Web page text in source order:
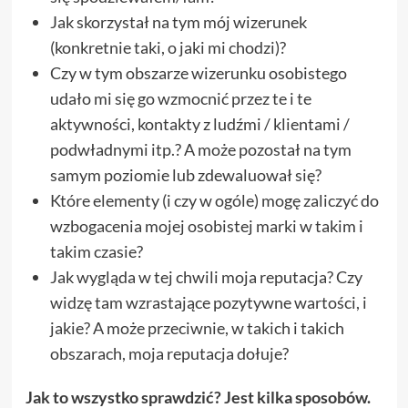
Jak skorzystał na tym mój wizerunek
(konkretnie taki, o jaki mi chodzi)?
Czy w tym obszarze wizerunku osobistego
udało mi się go wzmocnić przez te i te
aktywności, kontakty z ludźmi / klientami /
podwładnymi itp.? A może pozostał na tym
samym poziomie lub zdewaluował się?
Które elementy (i czy w ogóle) mogę zaliczyć do
wzbogacenia mojej osobistej marki w takim i
takim czasie?
Jak wygląda w tej chwili moja reputacja? Czy
widzę tam wzrastające pozytywne wartości, i
jakie? A może przeciwnie, w takich i takich
obszarach, moja reputacja dołuje?
Jak to wszystko sprawdzić? Jest kilka sposobów.